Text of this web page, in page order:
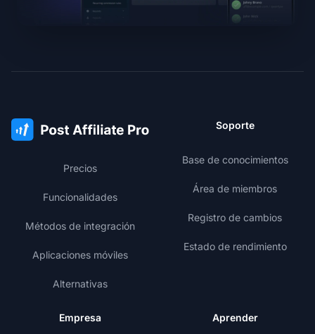
Precios
Funcionalidades
Métodos de integración
Aplicaciones móviles
Alternativas
Soporte
Base de conocimientos
Área de miembros
Registro de cambios
Estado de rendimiento
Empresa Aprender